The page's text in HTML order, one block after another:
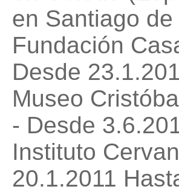
en Santiago
Fundación
Desde
Museo
- Desde
Instituto
20.1.2011